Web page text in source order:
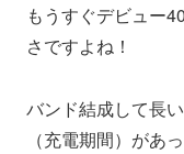
もうすぐデビュー
さですよね！
バンド結成して長
（充電期間）があ